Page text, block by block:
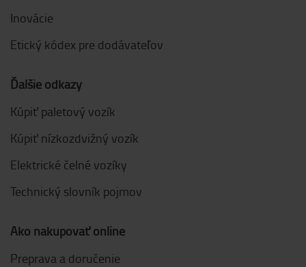
Inovácie
Etický kódex pre dodávateľov
Ďalšie odkazy
Kúpiť paletový vozík
Kúpiť nízkozdvižný vozík
Elektrické čelné vozíky
Technický slovník pojmov
Ako nakupovať online
Preprava a doručenie